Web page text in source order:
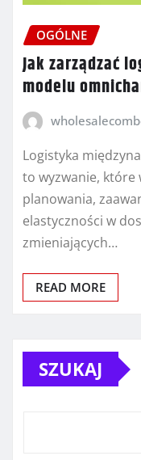
OGÓLNE
Jak zarządzać
modelu
Logistyka
to wyzwanie, które
planowania,
elastyczności w
zmieniających…
READ MORE
SZUKAJ